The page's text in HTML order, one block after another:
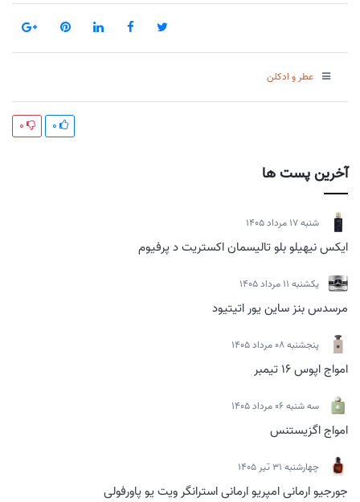
آخرین پست ها
شنبه 17 مرداد 1405
ایکس نیهیلو بلو تالیسمان اکستریت د پرفیوم
يكشنبه 11 مرداد 1405
مرسدس بنز ساین یور اتیتیود
پنجشنبه 08 مرداد 1405
امواج اپوس 16 تیمبر
سه شنبه 06 مرداد 1405
امواج اگزیستنس
چهارشنبه 31 تیر 1405
جورجیو ارمانی امپریو ارمانی استرانگر ویت یو پاورفولی
عطر و ادکلن